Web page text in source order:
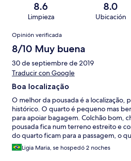
8.6
Limpieza
8.0
Ubicación
Opiniones
Opinión verificada
8/10 Muy buena
30 de septiembre de 2019
Traducir con Google
Boa localização
O melhor da pousada é a localização,
histórico. O quarto é pequeno mas
para apoiar bagagem. Colchão bom,
pousada fica num terreno estreito e
do quarto ficam para a passagem, o
mesmo com uma meia cortina na
temporada tenha bastante barulho
Ligia Maria, se hospedó 2 noches